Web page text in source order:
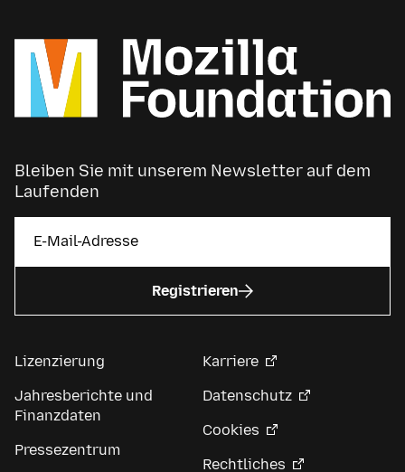
Bleiben Sie mit unserem Newsletter auf dem
Laufenden
Registrieren
Lizenzierung
Jahresberichte und
Finanzdaten
Pressezentrum
Karriere
Datenschutz
Cookies
Rechtliches